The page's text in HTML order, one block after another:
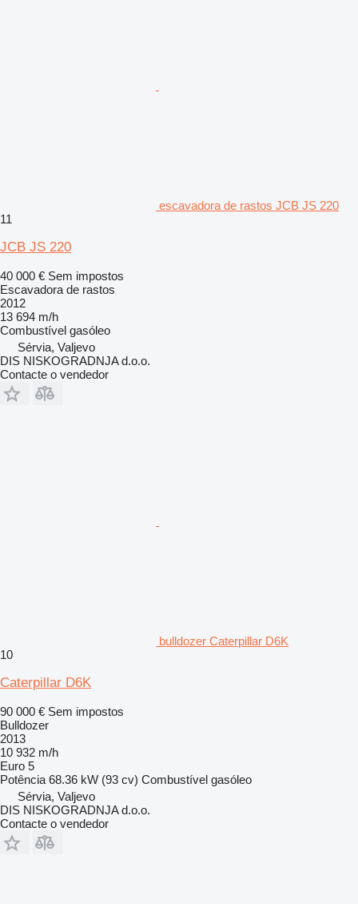
escavadora de rastos JCB JS 220
11
JCB JS 220
40 000 € Sem impostos
Escavadora de rastos
2012
13 694 m/h
Combustível gasóleo
Sérvia, Valjevo
DIS NISKOGRADNJA d.o.o.
Contacte o vendedor
bulldozer Caterpillar D6K
10
Caterpillar D6K
90 000 € Sem impostos
Bulldozer
2013
10 932 m/h
Euro 5
Potência 68.36 kW (93 cv) Combustível gasóleo
Sérvia, Valjevo
DIS NISKOGRADNJA d.o.o.
Contacte o vendedor